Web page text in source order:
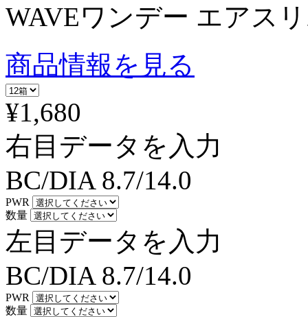
WAVEワンデー エアス
商品情報を見る
¥1,680
右目データを入力
BC/DIA 8.7/14.0
PWR
数量
左目データを入力
BC/DIA 8.7/14.0
PWR
数量